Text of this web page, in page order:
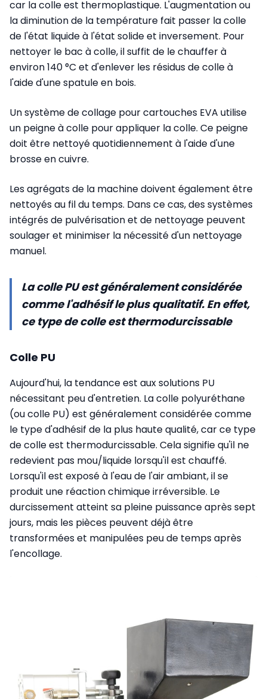
car la colle est thermoplastique. L'augmentation ou
la diminution de la température fait passer la colle
de l'état liquide à l'état solide et inversement. Pour
nettoyer le bac à colle, il suffit de le chauffer à
environ 140 °C et d'enlever les résidus de colle à
l'aide d'une spatule en bois.
Un système de collage pour cartouches EVA utilise
un peigne à colle pour appliquer la colle. Ce peigne
doit être nettoyé quotidiennement à l'aide d'une
brosse en cuivre.
Les agrégats de la machine doivent également être
nettoyés au fil du temps. Dans ce cas, des systèmes
intégrés de pulvérisation et de nettoyage peuvent
soulager et minimiser la nécessité d'un nettoyage
manuel.
La colle PU est généralement considérée
comme l'adhésif le plus qualitatif. En effet,
ce type de colle est thermodurcissable
Colle PU
Aujourd'hui, la tendance est aux solutions PU
nécessitant peu d'entretien. La colle polyuréthane
(ou colle PU) est généralement considérée comme
le type d'adhésif de la plus haute qualité, car ce type
de colle est thermodurcissable. Cela signifie qu'il ne
redevient pas mou/liquide lorsqu'il est chauffé.
Lorsqu'il est exposé à l'eau de l'air ambiant, il se
produit une réaction chimique irréversible. Le
durcissement atteint sa pleine puissance après sept
jours, mais les pièces peuvent déjà être
transformées et manipulées peu de temps après
l'encollage.